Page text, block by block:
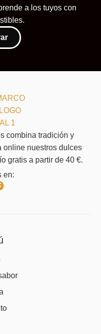
a los tuyos con
combina tradición y
online nuestros dulces
gratis a partir de 40 €.
en: